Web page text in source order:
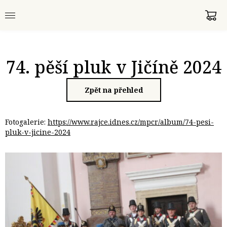
Zpět na přehled
74. pěší pluk v Jičíně 2024
Fotogalerie: https://www.rajce.idnes.cz/mpcr/album/74-pesi-
pluk-v-jicine-2024